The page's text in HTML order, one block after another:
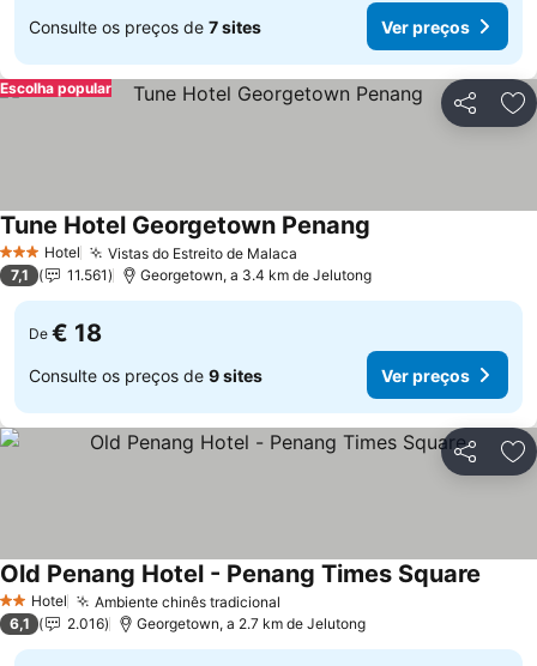
Consulte os preços de 7 sites Ver preços
Partilhar
Escolha popular
3 EstrelasHotel Vistas do Estreito de Malaca
Tune Hotel Georgetown Penang
7,1 11.561 Georgetown, a 3.4 km de Jelutong
De € 18
Consulte os preços de 9 sites Ver preços
Partilhar
2 Estrelas
Hotel Ambiente chinês tradicional
Old Penang Hotel - Penang Times Square
6,1 2.016 Georgetown, a 2.7 km de Jelutong